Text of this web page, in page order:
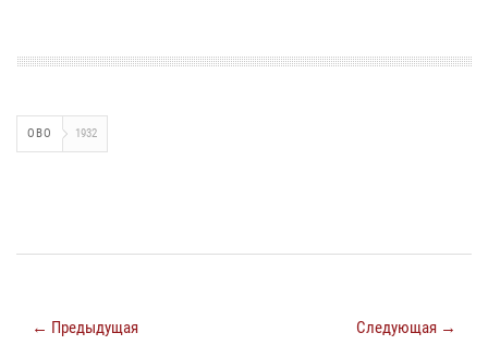
ОВО 1932
← Предыдущая Следующая →